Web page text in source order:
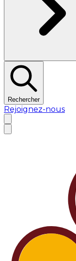
Rechercher
Rejoignez-nous